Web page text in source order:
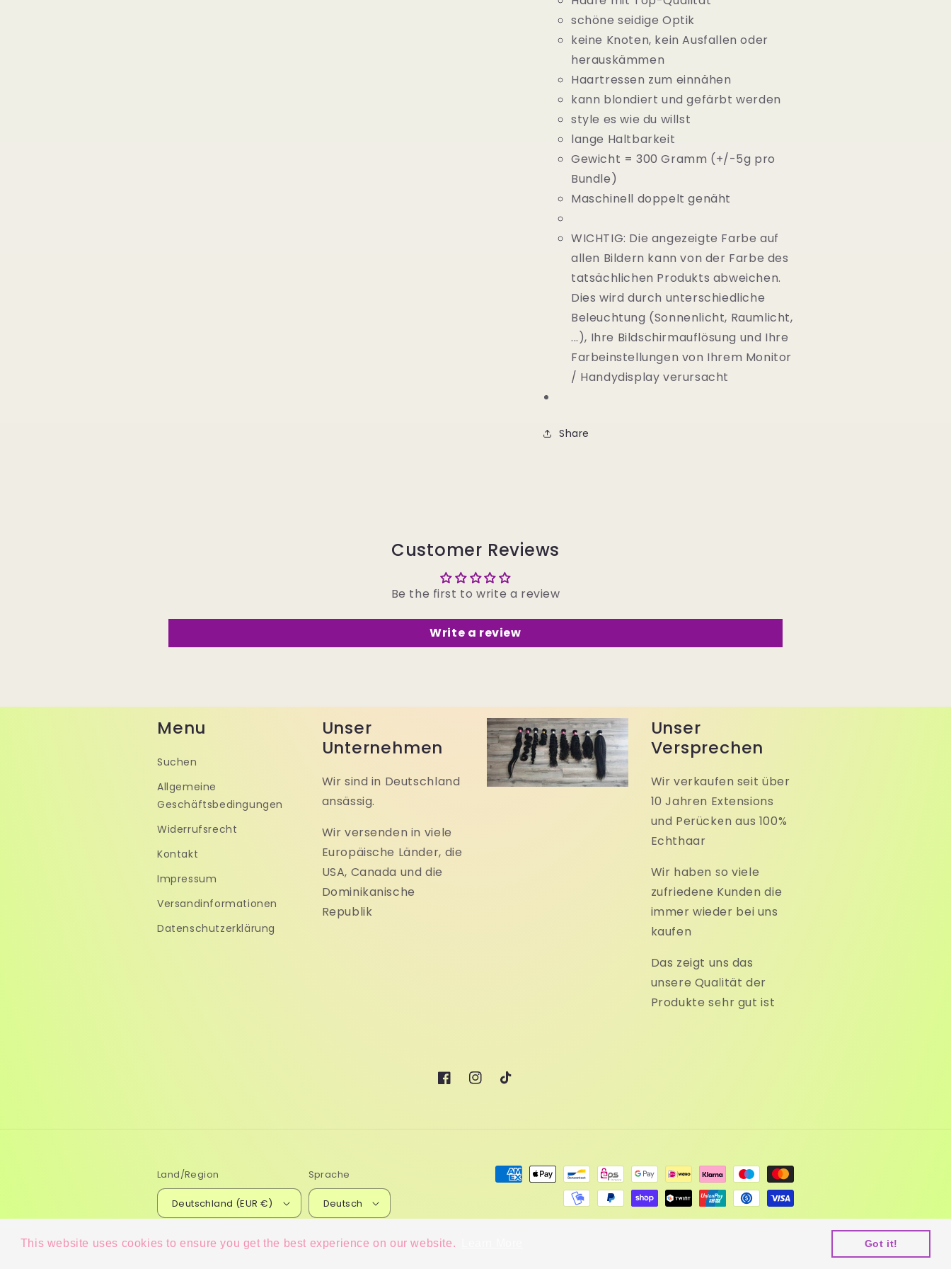
This website uses cookies to ensure you get the best experience on our website. Got it!
schöne seidige Optik
keine Knoten, kein Ausfallen oder
herauskämmen
Haartressen zum einnähen
kann blondiert und gefärbt werden
style es wie du willst
lange Haltbarkeit
Gewicht = 300 Gramm (+/-5g pro
Bundle)
Maschinell doppelt genäht
WICHTIG: Die angezeigte Farbe auf
allen Bildern kann von der Farbe des
tatsächlichen Produkts abweichen.
Dies wird durch unterschiedliche
Beleuchtung (Sonnenlicht, Raumlicht,
...), Ihre Bildschirmauflösung und Ihre
Farbeinstellungen von Ihrem Monitor
/ Handydisplay verursacht
Share
Customer Reviews
Be the first to write a review
Write a review
Menu
Suchen
Allgemeine
Geschäftsbedingungen
Widerrufsrecht
Kontakt
Impressum
Versandinformationen
Datenschutzerklärung
Unser
Unternehmen
Wir sind in Deutschland
ansässig.
Wir versenden in viele
Europäische Länder, die
USA, Canada und die
Dominikanische
Republik
Unser
Versprechen
Wir verkaufen seit über
10 Jahren Extensions
und Perücken aus 100%
Echthaar
Wir haben so viele
zufriedene Kunden die
immer wieder bei uns
kaufen
Das zeigt uns das
unsere Qualität der
Produkte sehr gut ist
FacebookInstagram
TikTok
Land/Region
Deutschland (EUR €)
Sprache
Deutsch
Zahlungsmethoden